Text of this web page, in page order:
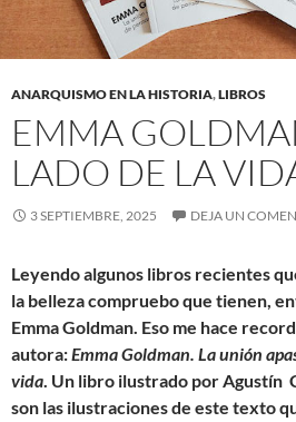
ANARQUISMO EN LA HISTORIA,LIBROS
EMMA
LADO DE LA
3 SEPTIEMBRE, 2025 DEJA UN
Leyendo algunos libros recientes
la belleza compruebo que tienen,
Emma Goldman. Eso me hace
autora:Emma Goldman. La unión
vida. Un libro ilustrado por Agustín
son las ilustraciones de este texto